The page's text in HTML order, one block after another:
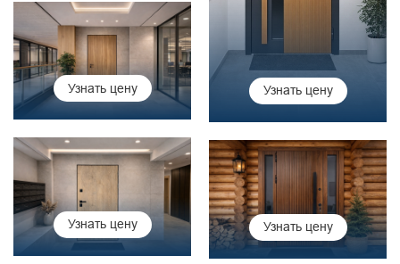
Узнать цену
Узнать цену
Узнать цену Узнать цену